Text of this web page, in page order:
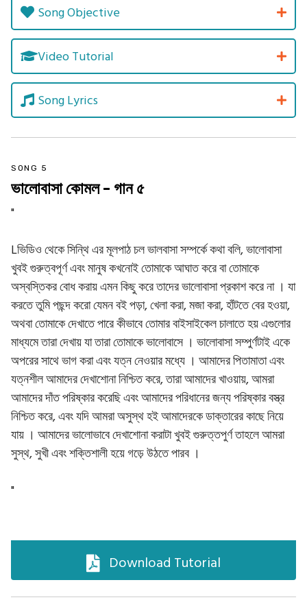
Song Objective
Video Tutorial
Song Lyrics
Download Tutorial
SONG 5
ভালোবাসা কোমল - গান ৫
"
Lভিডিও থেকে সিন্থি এর মূলপাঠ চল ভালবাসা সম্পর্কে কথা বলি, ভালোবাসা
খুবই গুরুত্বপূর্ণ এবং মানুষ কখনোই তোমাকে আঘাত করে বা তোমাকে
অস্বস্তিকর বোধ করায় এমন কিছু করে তাদের ভালোবাসা প্রকাশ করে না । যা
করতে তুমি পছন্দ করো যেমন বই পড়া, খেলা করা, মজা করা, হাঁটতে বের হওয়া,
অথবা তোমাকে দেখাতে পারে কীভাবে তোমার বাইসাইকেল চালাতে হয় এগুলোর
মাধ্যমে তারা দেখায় যা তারা তোমাকে ভালোবাসে । ভালোবাসা সম্পুর্ণটাই একে
অপরের সাথে ভাগ করা এবং যত্ন নেওয়ার মধ্যে । আমাদের পিতামাতা এবং
যত্নশীল আমাদের দেখাশোনা নিশ্চিত করে, তারা আমাদের খাওয়ায়, আমরা
আমাদের দাঁত পরিষ্কার করেছি এবং আমাদের পরিধানের জন্য পরিষ্কার বস্ত্র
নিশ্চিত করে, এবং যদি আমরা অসুস্থ হই আমাদেরকে ডাক্তারের কাছে নিয়ে
যায় । আমাদের ভালোভাবে দেখাশোনা করাটা খুবই গুরুত্তপুর্ণ তাহলে আমরা
সুস্থ, সুখী এবং শক্তিশালী হয়ে গড়ে উঠতে পারব ।
"